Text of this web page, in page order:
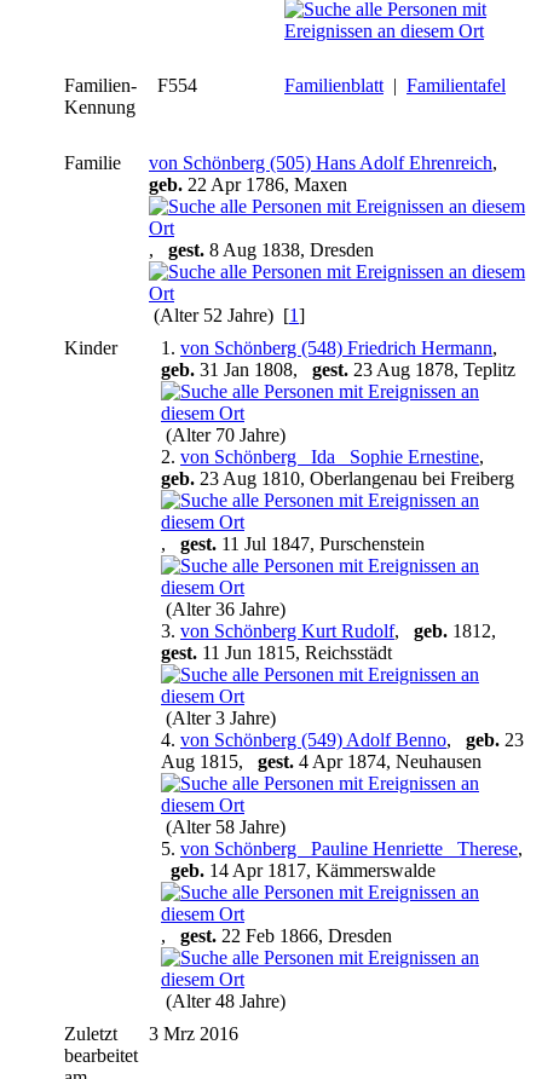
Familien-
Kennung
F554 Familienblatt | Familientafel
Familie von Schönberg (505) Hans Adolf Ehrenreich,
geb. 22 Apr 1786, Maxen
, gest. 8 Aug 1838, Dresden
(Alter 52 Jahre) [1]
Kinder
1. von Schönberg (548) Friedrich Hermann,
geb. 31 Jan 1808, gest. 23 Aug 1878, Teplitz
(Alter 70 Jahre)
2. von Schönberg _Ida_ Sophie Ernestine,
geb. 23 Aug 1810, Oberlangenau bei Freiberg
, gest. 11 Jul 1847, Purschenstein
(Alter 36 Jahre)
3. von Schönberg Kurt Rudolf, geb. 1812,
gest. 11 Jun 1815, Reichsstädt
(Alter 3 Jahre)
4. von Schönberg (549) Adolf Benno, geb. 23
Aug 1815, gest. 4 Apr 1874, Neuhausen
(Alter 58 Jahre)
5. von Schönberg _Pauline Henriette_ Therese,
geb. 14 Apr 1817, Kämmerswalde
, gest. 22 Feb 1866, Dresden
(Alter 48 Jahre)
Zuletzt
bearbeitet
3 Mrz 2016